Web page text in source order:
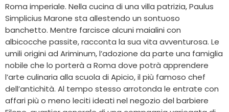
Roma imperiale. Nella cucina di una villa patrizia, Paulus
Simplicius Marone sta allestendo un sontuoso
banchetto. Mentre farcisce alcuni maialini con
albicocche passite, racconta la sua vita avventurosa. Le
umili origini ad Ariminum, l’adozione da parte una famiglia
nobile che lo porterà a Roma dove potrà apprendere
l’arte culinaria alla scuola di Apicio, il più famoso chef
dell’antichità. Al tempo stesso arrotonda le entrate con
affari più o meno leciti ideati nel negozio del barbiere